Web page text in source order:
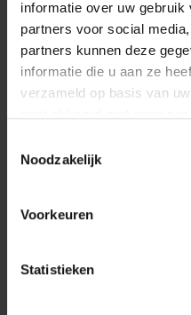
informatie over uw
partners voor social
partners kunnen deze
informatie die u aan ze
verzameld op basis van
Noodzakelijk
Voorkeuren
Statistieken
Met MBI